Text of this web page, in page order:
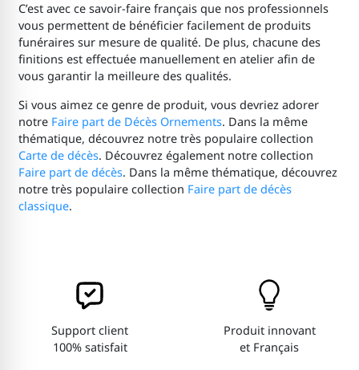
C’est avec ce savoir-faire français que nos professionnels
vous permettent de bénéficier facilement de produits
funéraires sur mesure de qualité. De plus, chacune des
finitions est effectuée manuellement en atelier afin de
vous garantir la meilleure des qualités.
Si vous aimez ce genre de produit, vous devriez adorer
notre Faire part de Décès Ornements. Dans la même
thématique, découvrez notre très populaire collection
Carte de décès. Découvrez également notre collection
Faire part de décès. Dans la même thématique, découvrez
notre très populaire collection Faire part de décès
classique.
Support client
100% satisfait
Produit innovant
et Français